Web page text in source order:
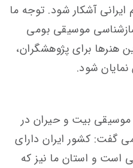
آشکار شود. توجه ما
موسیقی بومی
هنرها برای پژوهشگران،
شود.
موسیقی بیت و حیران در
گفت: کشور ایران دارای
است و استان ما نیز که